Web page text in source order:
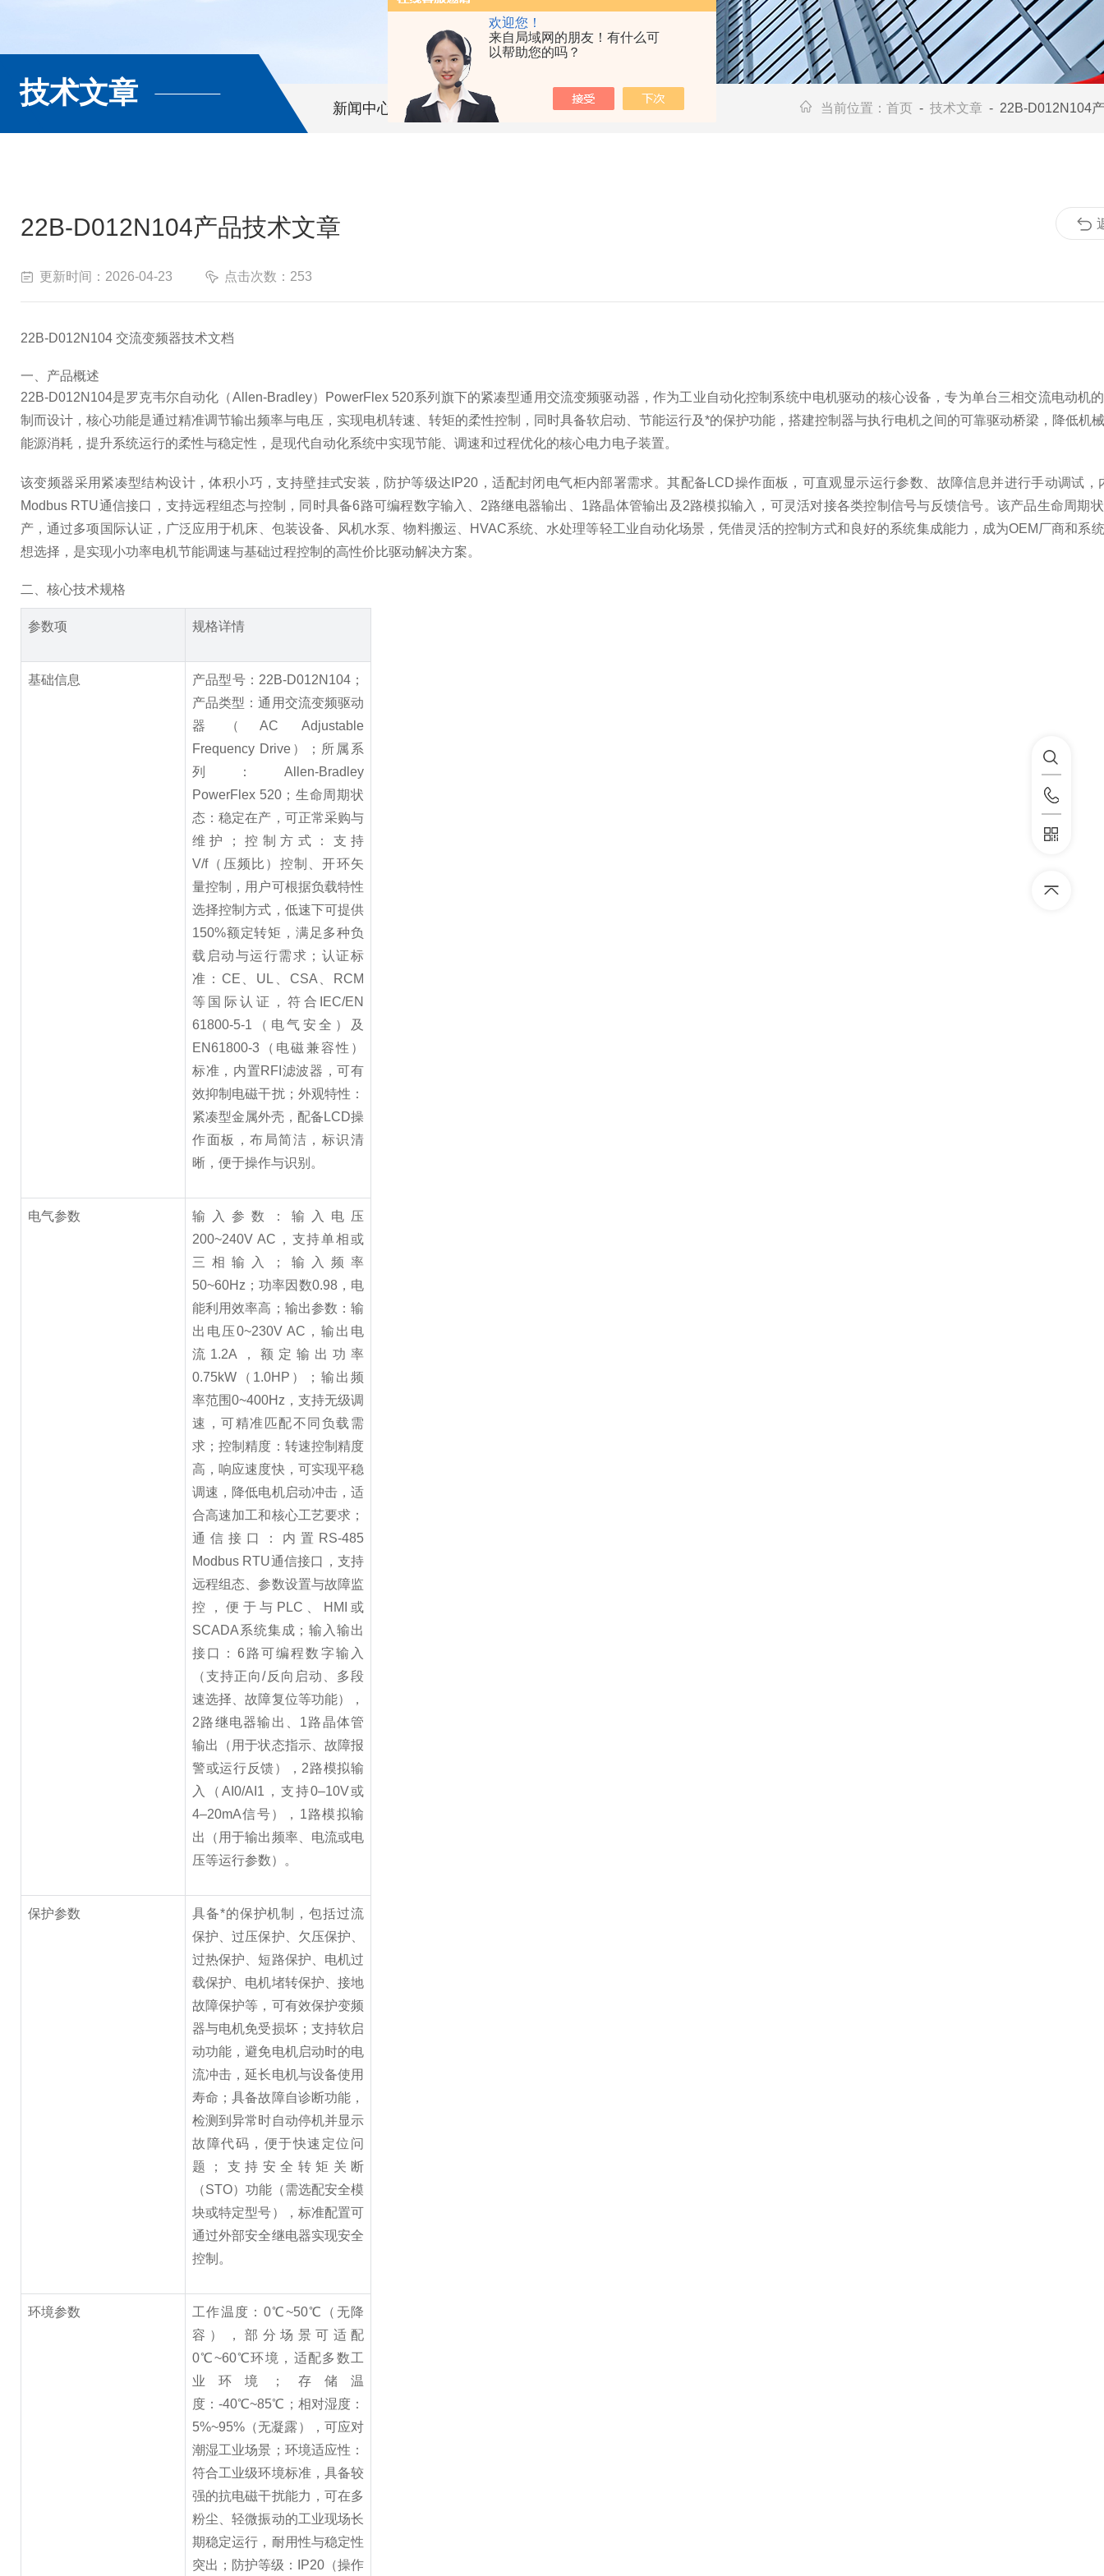
欢迎您！
来自局域网的朋友！有什么可
以帮助您的吗？
技术文章 新闻中心 技术文章 当前位置： 首页 - 技术文章 - 22B-D012N104
22B-D012N104产品技术文章
更新时间：2026-04-23 点击次数：253
22B-D012N104 交流变频器技术文档
一、产品概述
22B-D012N104是罗克韦尔自动化（Allen-Bradley）PowerFlex 520系列旗下的紧凑型通用交流变频驱动器，作为工业自动化控制系统中电机驱动的核心设备，专为单台三相交流电动机
制而设计，核心功能是通过精准调节输出频率与电压，实现电机转速、转矩的柔性控制，同时具备软启动、节能运行及*的保护功能，搭建控制器与执行电机之间的可靠驱动桥梁，降低机
能源消耗，提升系统运行的柔性与稳定性，是现代自动化系统中实现节能、调速和过程优化的核心电力电子装置。
该变频器采用紧凑型结构设计，体积小巧，支持壁挂式安装，防护等级达IP20，适配封闭电气柜内部署需求。其配备LCD操作面板，可直观显示运行参数、故障信息并进行手动调试，
Modbus RTU通信接口，支持远程组态与控制，同时具备6路可编程数字输入、2路继电器输出、1路晶体管输出及2路模拟输入，可灵活对接各类控制信号与反馈信号。该产品生命周期
产，通过多项国际认证，广泛应用于机床、包装设备、风机水泵、物料搬运、HVAC系统、水处理等轻工业自动化场景，凭借灵活的控制方式和良好的系统集成能力，成为OEM厂商和系
想选择，是实现小功率电机节能调速与基础过程控制的高性价比驱动解决方案。
二、核心技术规格
参数项 规格详情
基础信息
产品型号：22B-D012N104；
产品类型：通用交流变频驱动
器（AC Adjustable
Frequency Drive）；所属系
列：Allen-Bradley
PowerFlex 520；生命周期状
态：稳定在产，可正常采购与
维护；控制方式：支持
V/f（压频比）控制、开环矢
量控制，用户可根据负载特性
选择控制方式，低速下可提供
150%额定转矩，满足多种负
载启动与运行需求；认证标
准：CE、UL、CSA、RCM
等国际认证，符合IEC/EN
61800-5-1（电气安全）及
EN61800-3（电磁兼容性）
标准，内置RFI滤波器，可有
效抑制电磁干扰；外观特性：
紧凑型金属外壳，配备LCD操
作面板，布局简洁，标识清
晰，便于操作与识别。
电气参数
输入参数：输入电压
200~240V AC，支持单相或
三相输入；输入频率
50~60Hz；功率因数0.98，电
能利用效率高；输出参数：输
出电压0~230V AC，输出电
流1.2A，额定输出功率
0.75kW（1.0HP）；输出频
率范围0~400Hz，支持无级调
速，可精准匹配不同负载需
求；控制精度：转速控制精度
高，响应速度快，可实现平稳
调速，降低电机启动冲击，适
合高速加工和核心工艺要求；
通信接口：内置RS-485
Modbus RTU通信接口，支持
远程组态、参数设置与故障监
控，便于与PLC、HMI或
SCADA系统集成；输入输出
接口：6路可编程数字输入
（支持正向/反向启动、多段
速选择、故障复位等功能），
2路继电器输出、1路晶体管
输出（用于状态指示、故障报
警或运行反馈），2路模拟输
入（AI0/AI1，支持0–10V或
4–20mA信号），1路模拟输
出（用于输出频率、电流或电
压等运行参数）。
保护参数
具备*的保护机制，包括过流
保护、过压保护、欠压保护、
过热保护、短路保护、电机过
载保护、电机堵转保护、接地
故障保护等，可有效保护变频
器与电机免受损坏；支持软启
动功能，避免电机启动时的电
流冲击，延长电机与设备使用
寿命；具备故障自诊断功能，
检测到异常时自动停机并显示
故障代码，便于快速定位问
题；支持安全转矩关断
（STO）功能（需选配安全模
块或特定型号），标准配置可
通过外部安全继电器实现安全
控制。
环境参数
工作温度：0℃~50℃（无降
容），部分场景可适配
0℃~60℃环境，适配多数工
业环境；存储温
度：-40℃~85℃；相对湿度：
5%~95%（无凝露），可应对
潮湿工业场景；环境适应性：
符合工业级环境标准，具备较
强的抗电磁干扰能力，可在多
粉尘、轻微振动的工业现场长
期稳定运行，耐用性与稳定性
突出；防护等级：IP20（操作